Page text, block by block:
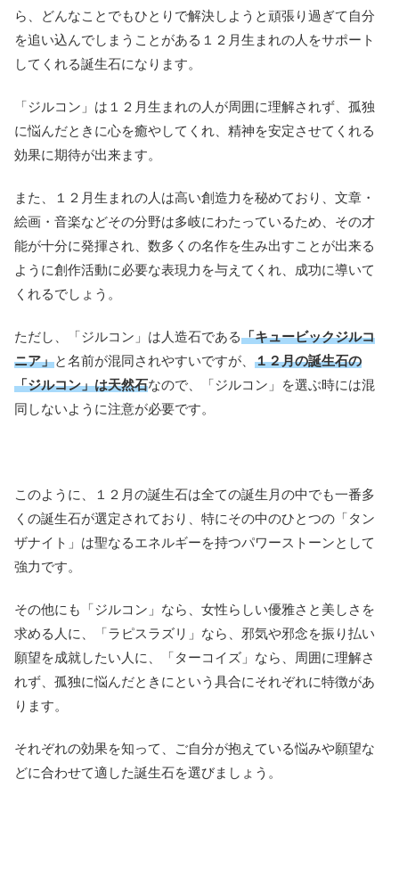
ら、どんなことでもひとりで解決しようと頑張り過ぎて自分
を追い込んでしまうことがある１２月生まれの人をサポート
してくれる誕生石になります。
「ジルコン」は１２月生まれの人が周囲に理解されず、孤独
に悩んだときに心を癒やしてくれ、精神を安定させてくれる
効果に期待が出来ます。
また、１２月生まれの人は高い創造力を秘めており、文章・
絵画・音楽などその分野は多岐にわたっているため、その才
能が十分に発揮され、数多くの名作を生み出すことが出来る
ように創作活動に必要な表現力を与えてくれ、成功に導いて
くれるでしょう。
ただし、「ジルコン」は人造石である「キュービックジルコ
ニア」と名前が混同されやすいですが、 １２月の誕生石の
「ジルコン」は天然石なので、「ジルコン」を選ぶ時には混
同しないように注意が必要です。
このように、１２月の誕生石は全ての誕生月の中でも一番多
くの誕生石が選定されており、特にその中のひとつの「タン
ザナイト」は聖なるエネルギーを持つパワーストーンとして
強力です。
その他にも「ジルコン」なら、女性らしい優雅さと美しさを
求める人に、「ラピスラズリ」なら、邪気や邪念を振り払い
願望を成就したい人に、「ターコイズ」なら、周囲に理解さ
れず、孤独に悩んだときにという具合にそれぞれに特徴があ
ります。
それぞれの効果を知って、ご自分が抱えている悩みや願望な
どに合わせて適した誕生石を選びましょう。